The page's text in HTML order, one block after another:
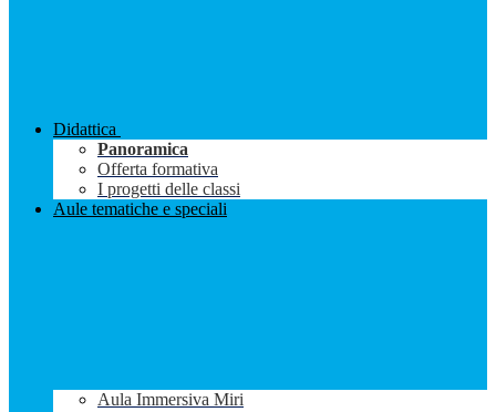
Didattica
Panoramica
Offerta formativa
I progetti delle classi
Aule tematiche e speciali
Aula Immersiva Miri